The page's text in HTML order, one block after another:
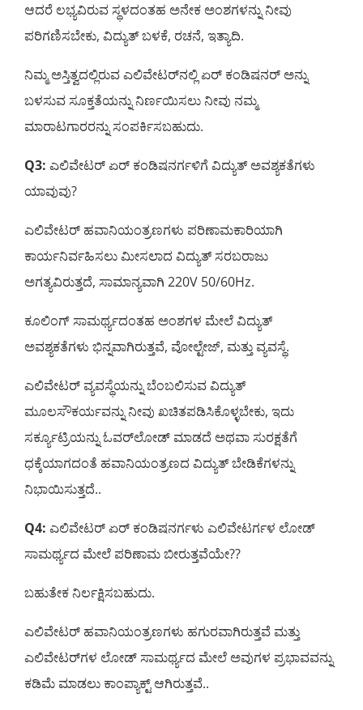
ಆದರೆ ಲಭ್ಯವಿರುವ ಸ್ಥಳದಂತಹ ಅನೇಕ ಅಂಶಗಳನ್ನು ನೀವು
ಪರಿಗಣಿಸಬೇಕು, ವಿದ್ಯುತ್ ಬಳಕೆ, ರಚನೆ, ಇತ್ಯಾದಿ.
ನಿಮ್ಮ ಅಸ್ತಿತ್ವದಲ್ಲಿರುವ ಎಲಿವೇಟರ್‌ನಲ್ಲಿ ಏರ್ ಕಂಡಿಷನರ್ ಅನ್ನು
ಬಳಸುವ ಸೂಕ್ತತೆಯನ್ನು ನಿರ್ಣಯಿಸಲು ನೀವು ನಮ್ಮ
ಮಾರಾಟಗಾರರನ್ನು ಸಂಪರ್ಕಿಸಬಹುದು.
Q3: ಎಲಿವೇಟರ್ ಏರ್ ಕಂಡಿಷನರ್ಗಳಿಗೆ ವಿದ್ಯುತ್ ಅವಶ್ಯಕತೆಗಳು
ಯಾವುವು?
ಎಲಿವೇಟರ್ ಹವಾನಿಯಂತ್ರಣಗಳು ಪರಿಣಾಮಕಾರಿಯಾಗಿ
ಕಾರ್ಯನಿರ್ವಹಿಸಲು ಮೀಸಲಾದ ವಿದ್ಯುತ್ ಸರಬರಾಜು
ಅಗತ್ಯವಿರುತ್ತದೆ, ಸಾಮಾನ್ಯವಾಗಿ 220V 50/60Hz.
ಕೂಲಿಂಗ್ ಸಾಮರ್ಥ್ಯದಂತಹ ಅಂಶಗಳ ಮೇಲೆ ವಿದ್ಯುತ್
ಅವಶ್ಯಕತೆಗಳು ಭಿನ್ನವಾಗಿರುತ್ತವೆ, ವೋಲ್ಟೇಜ್, ಮತ್ತು ವ್ಯವಸ್ಥೆ.
ಎಲಿವೇಟರ್ ವ್ಯವಸ್ಥೆಯನ್ನು ಬೆಂಬಲಿಸುವ ವಿದ್ಯುತ್
ಮೂಲಸೌಕರ್ಯವನ್ನು ನೀವು ಖಚಿತಪಡಿಸಿಕೊಳ್ಳಬೇಕು, ಇದು
ಸರ್ಕ್ಯೂಟ್ರಿಯನ್ನು ಓವರ್‌ಲೋಡ್ ಮಾಡದೆ ಅಥವಾ ಸುರಕ್ಷತೆಗೆ
ಧಕ್ಕೆಯಾಗದಂತೆ ಹವಾನಿಯಂತ್ರಣದ ವಿದ್ಯುತ್ ಬೇಡಿಕೆಗಳನ್ನು
ನಿಭಾಯಿಸುತ್ತದೆ..
Q4: ಎಲಿವೇಟರ್ ಏರ್ ಕಂಡಿಷನರ್ಗಳು ಎಲಿವೇಟರ್ಗಳ ಲೋಡ್
ಸಾಮರ್ಥ್ಯದ ಮೇಲೆ ಪರಿಣಾಮ ಬೀರುತ್ತವೆಯೇ??
ಬಹುತೇಕ ನಿರ್ಲಕ್ಷಿಸಬಹುದು.
ಎಲಿವೇಟರ್ ಹವಾನಿಯಂತ್ರಣಗಳು ಹಗುರವಾಗಿರುತ್ತವೆ ಮತ್ತು
ಎಲಿವೇಟರ್‌ಗಳ ಲೋಡ್ ಸಾಮರ್ಥ್ಯದ ಮೇಲೆ ಅವುಗಳ ಪ್ರಭಾವವನ್ನು
ಕಡಿಮೆ ಮಾಡಲು ಕಾಂಪ್ಯಾಕ್ಟ್ ಆಗಿರುತ್ತವೆ..